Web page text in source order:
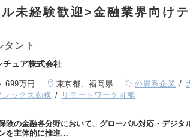
未経験歓迎>金融業界向け
タント
チュア株式会社
699万円 東京都、福岡県 外資系企業
レックス勤務 リモートワーク可能
険の金融各分野において、グローバル対応・デジタ
を主体的に推進…